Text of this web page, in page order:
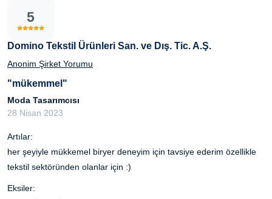
5
Domino Tekstil Ürünleri San. ve Dış. Tic. A.Ş.
Anonim Şirket Yorumu
"mükemmel"
Moda Tasarımcısı
28 Nisan 2023
Artılar:
her şeyiyle mükkemel biryer deneyim için tavsiye ederim özellikle
tekstil sektöründen olanlar için :)
Eksiler: